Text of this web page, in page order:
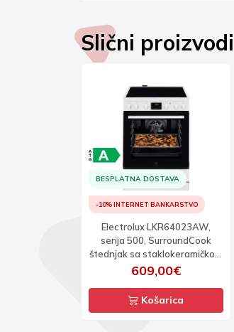
Slični proizvodi
BESPLATNA DOSTAVA
-10% INTERNET BANKARSTVO
Electrolux LKR64023AW,
serija 500, SurroundCook
štednjak sa staklokeramičkom
pločom širine 60cm
609,00€
Košarica